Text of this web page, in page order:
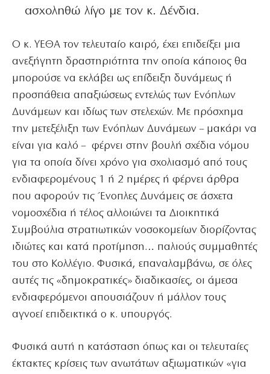
ασχοληθώ λίγο με τον κ. Δένδια.
Ο κ. ΥΕΘΑ τον τελευταίο καιρό, έχει επιδείξει μια
ανεξήγητη δραστηριότητα την οποία κάποιος θα
μπορούσε να εκλάβει ως επίδειξη δυνάμεως ή
προσπάθεια απαξιώσεως εντελώς των Ενόπλων
Δυνάμεων και ιδίως των στελεχών. Με πρόσχημα
την μετεξέλιξη των Ενόπλων Δυνάμεων – μακάρι να
είναι για καλό – φέρνει στην βουλή σχέδια νόμου
για τα οποία δίνει χρόνο για σχολιασμό από τους
ενδιαφερομένους 1 ή 2 ημέρες ή φέρνει άρθρα
που αφορούν τις Ένοπλες Δυνάμεις σε άσχετα
νομοσχέδια ή τέλος αλλοιώνει τα Διοικητικά
Συμβούλια στρατιωτικών νοσοκομείων διορίζοντας
ιδιώτες και κατά προτίμηση… παλιούς συμμαθητές
του στο Κολλέγιο. Φυσικά, επαναλαμβάνω, σε όλες
αυτές τις «δημοκρατικές» διαδικασίες, οι άμεσα
ενδιαφερόμενοι απουσιάζουν ή μάλλον τους
αγνοεί επιδεικτικά ο κ. υπουργός.
Φυσικά αυτή η κατάσταση όπως και οι τελευταίες
έκτακτες κρίσεις των ανωτάτων αξιωματικών «για